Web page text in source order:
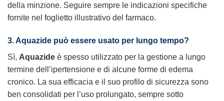
della minzione. Seguire sempre le indicazioni specifiche
fornite nel foglietto illustrativo del farmaco.
3. Aquazide può essere usato per lungo tempo?
Sì, Aquazide è spesso utilizzato per la gestione a lungo
termine dell’ipertensione e di alcune forme di edema
cronico. La sua efficacia e il suo profilo di sicurezza sono
ben consolidati per l’uso prolungato, sempre sotto